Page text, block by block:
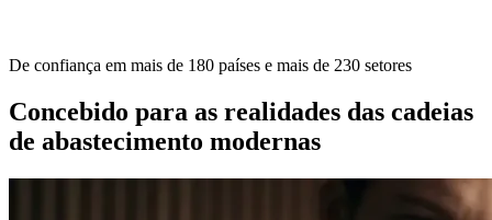
De confiança em mais de 180 países e mais de 230 setores
Concebido para as realidades das cadeias
de abastecimento modernas